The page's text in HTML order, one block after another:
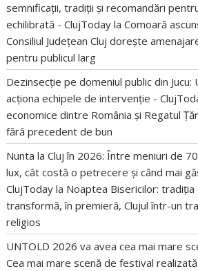
semnificații, tradiții și recomandări
echilibrată - ClujToday laComoară
Consiliul Județean Cluj dorește
pentru publicul larg
Dezinsecție pe domeniul public din Jucu:
acționa echipele de intervenție -
economice dintre România și Regatul
fără precedent de bun
Nunta la Cluj în 2026: Între meniuri de
lux, cât costă o petrecere și când mai
ClujToday la Noaptea Bisericilor: tradiția
transformă, în premieră, Clujul într-un
religios
UNTOLD 2026 va avea cea mai mare
Cea mai mare scenă de festival